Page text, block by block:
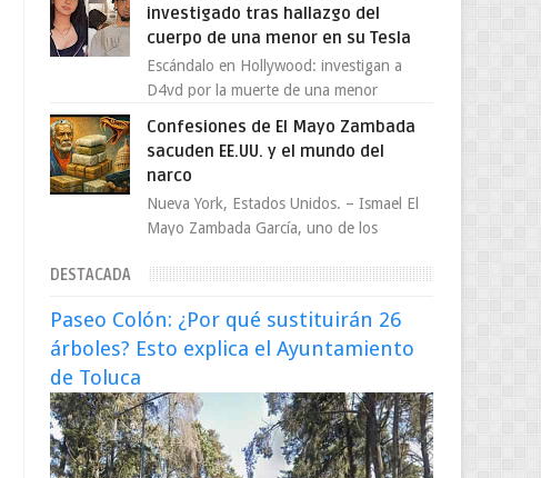
investigado tras hallazgo del
cuerpo de una menor en su Tesla
Escándalo en Hollywood: investigan a
D4vd por la muerte de una menor
David Anthony Burke, mejor cono...
Confesiones de El Mayo Zambada
sacuden EE.UU. y el mundo del
narco
Nueva York, Estados Unidos. – Ismael El
Mayo Zambada García, uno de los
declaró culpable este lun...
DESTACADA
Paseo Colón: ¿Por qué sustituirán 26
árboles? Esto explica el Ayuntamiento
de Toluca